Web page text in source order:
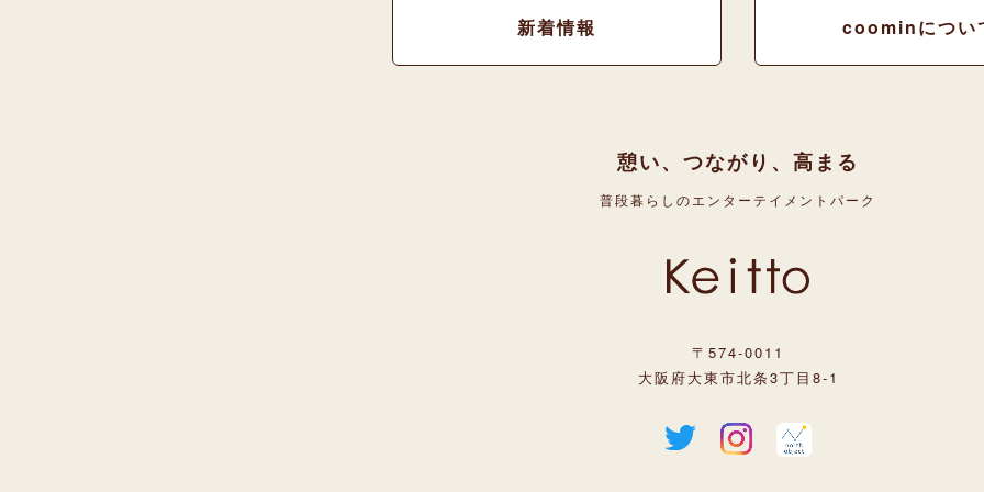
新着情報 coominについ
憩い、つながり、高まる
普段暮らしのエンターテイメントパーク
〒574-0011
大阪府大東市北条3丁目8-1